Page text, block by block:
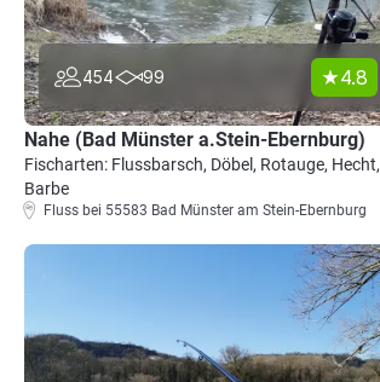
454 99 4.8
Nahe (Bad Münster a.Stein-Ebernburg)
Fischarten: Flussbarsch, Döbel, Rotauge, Hecht,
Barbe
Fluss bei 55583 Bad Münster am Stein-Ebernburg